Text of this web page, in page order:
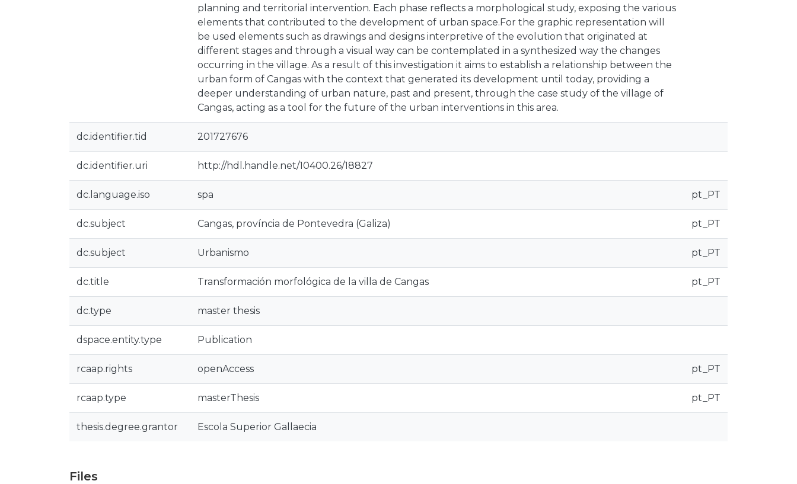
planning and territorial intervention. Each phase reflects a morphological study, exposing the various
elements that contributed to the development of urban space.For the graphic representation will
be used elements such as drawings and designs interpretive of the evolution that originated at
different stages and through a visual way can be contemplated in a synthesized way the changes
occurring in the village. As a result of this investigation it aims to establish a relationship between the
urban form of Cangas with the context that generated its development until today, providing a
deeper understanding of urban nature, past and present, through the case study of the village of
Cangas, acting as a tool for the future of the urban interventions in this area.
dc.identifier.tid 201727676
dc.identifier.uri http://hdl.handle.net/10400.26/18827
dc.language.iso spa pt_PT
dc.subject Cangas, província de Pontevedra (Galiza) pt_PT
dc.subject Urbanismo pt_PT
dc.title Transformación morfológica de la villa de Cangas pt_PT
dc.type master thesis
dspace.entity.type Publication
rcaap.rights openAccess pt_PT
rcaap.type masterThesis pt_PT
thesis.degree.grantor Escola Superior Gallaecia
Files